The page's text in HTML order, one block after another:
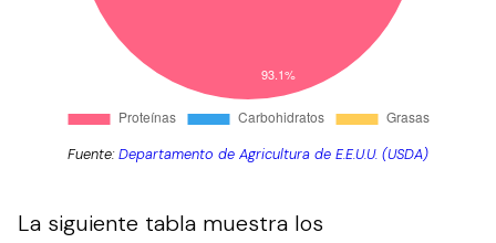
Fuente:Departamento de Agricultura de E.E.U.U. (USDA)
La siguiente tabla muestra los